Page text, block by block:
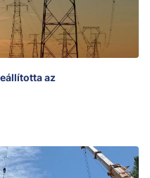
az